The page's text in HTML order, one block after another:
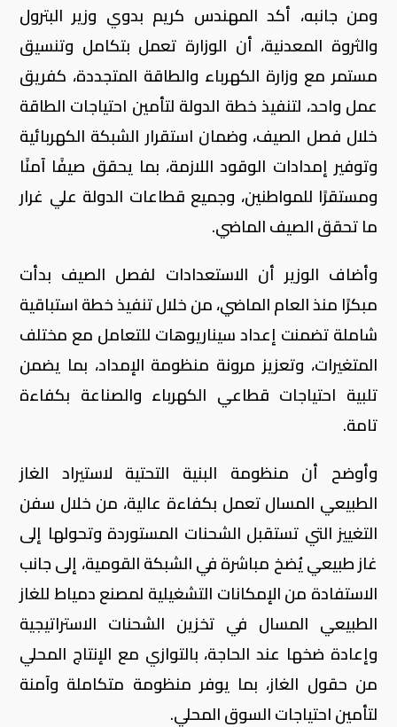
ومن جانبه، أكد المهندس كريم بدوي وزير البترول
والثروة المعدنية، أن الوزارة تعمل بتكامل وتنسيق
مستمر مع وزارة الكهرباء والطاقة المتجددة، كفريق
عمل واحد، لتنفيذ خطة الدولة لتأمين احتياجات الطاقة
خلال فصل الصيف، وضمان استقرار الشبكة الكهربائية
وتوفير إمدادات الوقود اللازمة، بما يحقق صيفًا آمنًا
ومستقرًا للمواطنين، وجميع قطاعات الدولة علي غرار
ما تحقق الصيف الماضي.
وأضاف الوزير أن الاستعدادات لفصل الصيف بدأت
مبكرًا منذ العام الماضي، من خلال تنفيذ خطة استباقية
شاملة تضمنت إعداد سيناريوهات للتعامل مع مختلف
المتغيرات، وتعزيز مرونة منظومة الإمداد، بما يضمن
تلبية احتياجات قطاعي الكهرباء والصناعة بكفاءة
وأوضح أن منظومة البنية التحتية لاستيراد الغاز
الطبيعي المسال تعمل بكفاءة عالية، من خلال سفن
التغييز التي تستقبل الشحنات المستوردة وتحولها إلى
غاز طبيعي يُضخ مباشرة في الشبكة القومية، إلى جانب
الاستفادة من الإمكانات التشغيلية لمصنع دمياط للغاز
الطبيعي المسال في تخزين الشحنات الاستراتيجية
وإعادة ضخها عند الحاجة، بالتوازي مع الإنتاج المحلي
من حقول الغاز، بما يوفر منظومة متكاملة وآمنة